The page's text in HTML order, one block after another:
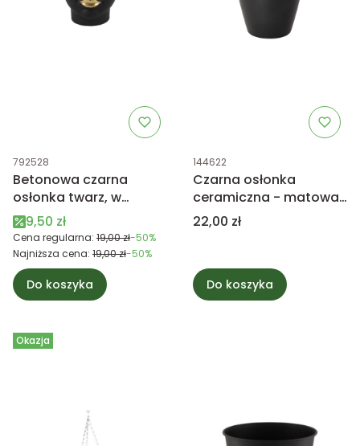
Kod produktu
792528
Betonowa czarna
osłonka twarz, w
kształcie głowy XS
9,5cm
Cena promocyjna
9,50 zł
Cena regularna: 19,00 zł-50%
Najniższa cena: 19,00 zł-50%
Do koszyka
Kod produktu
144622
Czarna osłonka
ceramiczna - matowa
Tusca 17cm
Cena
22,00 zł
Do koszyka
Okazja